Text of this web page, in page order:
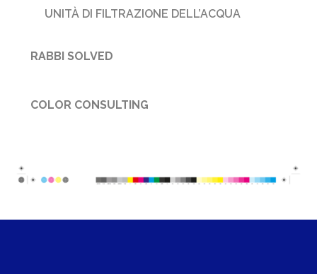
UNITÀ DI FILTRAZIONE DELL’ACQUA
RABBI SOLVED
COLOR CONSULTING